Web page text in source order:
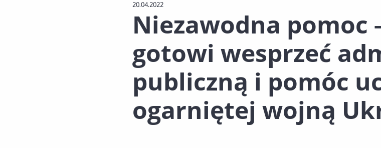
20.04.2022
Niezawodna pomoc
gotowi wesprzeć
publiczną i pomóc
ogarniętej wojną